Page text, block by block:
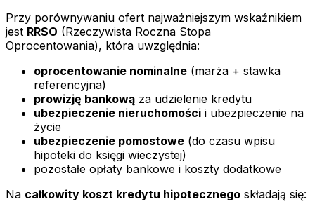
Przy porównywaniu ofert najważniejszym wskaźnikiem
jest RRSO (Rzeczywista Roczna Stopa
Oprocentowania), która uwzględnia:
oprocentowanie nominalne (marża + stawka
referencyjna)
prowizję bankową za udzielenie kredytu
ubezpieczenie nieruchomości i ubezpieczenie na
życie
ubezpieczenie pomostowe (do czasu wpisu
hipoteki do księgi wieczystej)
pozostałe opłaty bankowe i koszty dodatkowe
Na całkowity koszt kredytu hipotecznego składają się: